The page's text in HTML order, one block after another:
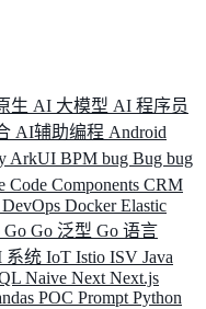
生 AI 大模型 AI 程序员
AI辅助编程 Android
ArkUI BPM bug Bug bug
Code Components CRM
DevOps DockerElastic
Go Go 泛型 Go 语言
系统 IoT Istio ISV Java
Naive Next Next.js
POC Prompt Python